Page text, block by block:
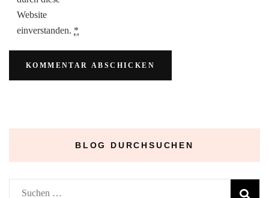
Website
einverstanden. *
BLOG DURCHSUCHEN
Suchen